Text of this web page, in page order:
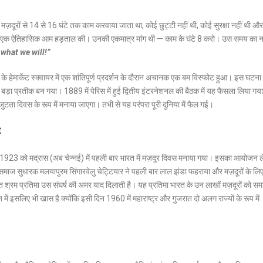
से 14 से 16 घंटे तक काम करवाया जाता था, कोई छुट्टी नहीं थी, कोई सुरक्षा नहीं थी
ऐतिहासिक आम हड़ताल की। उनकी एकमात्र मांग थी — काम के घंटे 8 करो। उस समय का
we will!”
स्क्वायर में एक शांतिपूर्ण प्रदर्शन के दौरान अचानक एक बम विस्फोट हुआ। इस
प्रतीक बन गया। 1889 में पेरिस में हुई द्वितीय इंटरनेशनल की बैठक में यह फैसला लिया
दिवस के रूप में मनाया जाएगा। तभी से यह परंपरा पूरी दुनिया में फैल गई।
को मद्रास (अब चेन्नई) में पहली बार भारत में मज़दूर दिवस मनाया गया। इसका आयोजन
सुधारक मलयापुरम सिंगारवेलु चेट्टियार ने पहली बार लाल झंडा फहराया और मज़दूरों के
प्रतिमा उस संघर्ष की अमर याद दिलाती है। यह प्रतिमा भारत के उन लाखों मज़दूरों को
इसलिए भी खास है क्योंकि इसी दिन 1960 में महाराष्ट्र और गुजरात दो अलग राज्यों के रूप में